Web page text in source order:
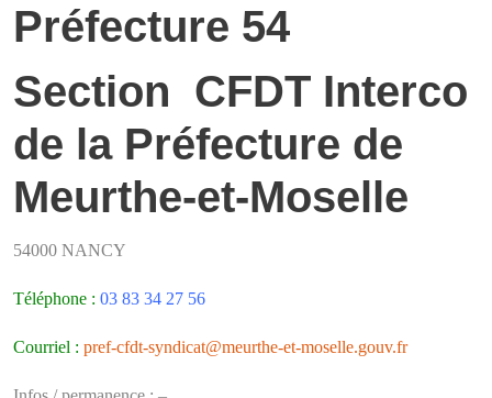
Préfecture 54
Section CFDT Interco
de la Préfecture de
Meurthe-et-Moselle
54000 NANCY
Téléphone : 03 83 34 27 56
Courriel : pref-cfdt-syndicat@meurthe-et-moselle.gouv.fr